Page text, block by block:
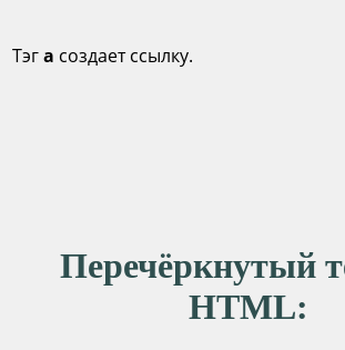
Тэгa создает ссылку.
Перечёркнутый
HTML: